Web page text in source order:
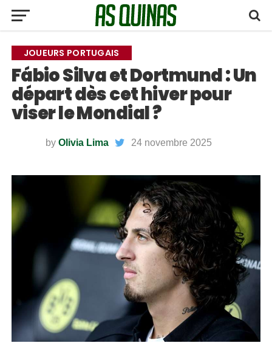
JOUEURS PORTUGAIS
Fábio Silva et Dortmund : Un
départ dès cet hiver pour
viser le Mondial ?
by Olivia Lima 24 novembre 2025